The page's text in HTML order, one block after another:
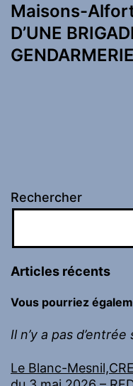
Maisons-
D’UNE
GENDARMERIE
Rechercher
Articles récents
Vous pourriez
Il n’y a pas d’entrée
Le Blanc-